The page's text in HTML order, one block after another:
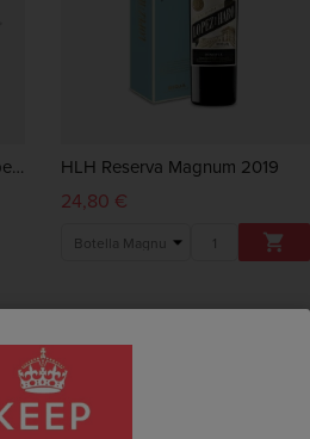
PACK Piscineo Hacienda López De Haro HLH Reserva Magnum 2019
24,80 €
